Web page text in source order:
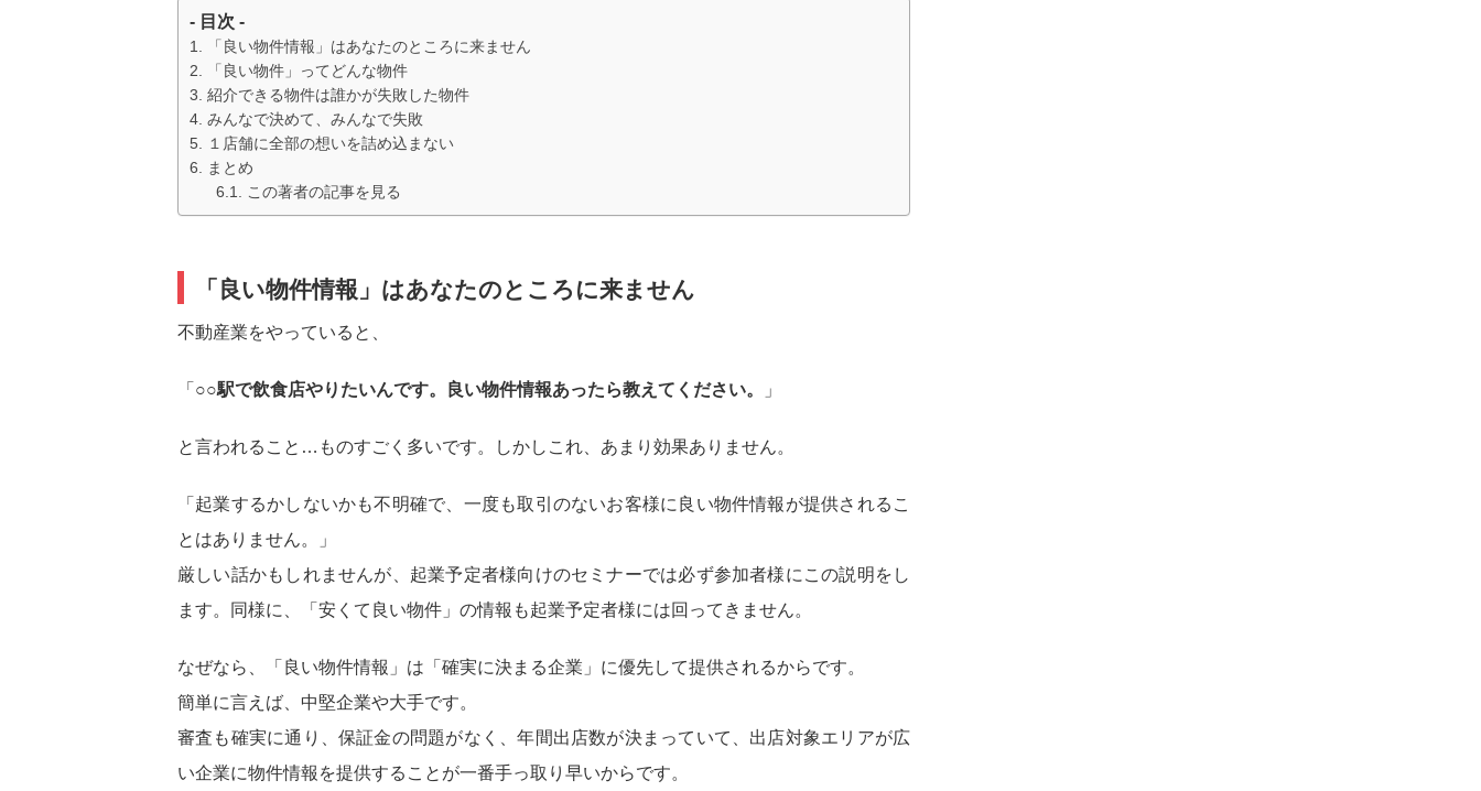
- 目次 -
「良い物件情報」はあなたのところに来ません
「良い物件」ってどんな物件
紹介できる物件は誰かが失敗した物件
みんなで決めて、みんなで失敗
１店舗に全部の想いを詰め込まない
まとめ
この著者の記事を見る
「良い物件情報」はあなたのところに来ません
不動産業をやっていると、
「 ○○駅で飲食店やりたいんです。良い物件情報あったら教えてください。 」
と言われること…ものすごく多いです。しかしこれ、あまり効果ありません。
「起業するかしないかも不明確で、一度も取引のないお客様に良い物件情報が提供されるこ
とはありません。」
厳しい話かもしれませんが、起業予定者様向けのセミナーでは必ず参加者様にこの説明をし
ます。同様に、「安くて良い物件」の情報も起業予定者様には回ってきません。
なぜなら、「良い物件情報」は「確実に決まる企業」に優先して提供されるからです。
簡単に言えば、中堅企業や大手です。
審査も確実に通り、保証金の問題がなく、年間出店数が決まっていて、出店対象エリアが広
い企業に物件情報を提供することが一番手っ取り早いからです。